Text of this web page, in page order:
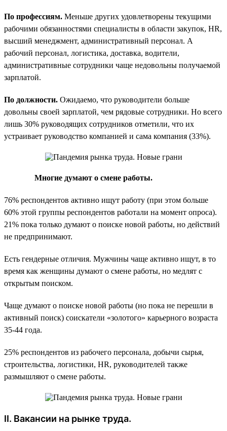
По профессиям. Меньше других удовлетворены текущими
рабочими обязанностями специалисты в области закупок, HR,
высший менеджмент, административный персонал. А
рабочий персонал, логистика, доставка, водители,
административные сотрудники чаще недовольны получаемой
зарплатой.
По должности. Ожидаемо, что руководители больше
довольны своей зарплатой, чем рядовые сотрудники. Но всего
лишь 30% руководящих сотрудников отметили, что их
устраивает руководство компанией и сама компания (33%).
Многие думают о смене работы.
76% респондентов активно ищут работу (при этом больше
60% этой группы респондентов работали на момент опроса).
21% пока только думают о поиске новой работы, но действий
не предпринимают.
Есть гендерные отличия. Мужчины чаще активно ищут, в то
время как женщины думают о смене работы, но медлят с
открытым поиском.
Чаще думают о поиске новой работы (но пока не перешли в
активный поиск) соискатели «золотого» карьерного возраста
35-44 года.
25% респондентов из рабочего персонала, добычи сырья,
строительства, логистики, HR, руководителей также
размышляют о смене работы.
II. Вакансии на рынке труда.